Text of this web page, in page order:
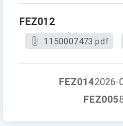
FEZ012
1150007473.pdf
FEZ0142026-
FEZ005